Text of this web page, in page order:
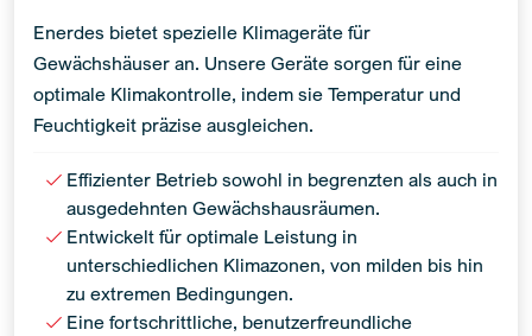
Enerdes bietet spezielle Klimageräte für
Gewächshäuser an. Unsere Geräte sorgen für eine
optimale Klimakontrolle, indem sie Temperatur und
Feuchtigkeit präzise ausgleichen.
Effizienter Betrieb sowohl in begrenzten als auch in
ausgedehnten Gewächshausräumen.
Entwickelt für optimale Leistung in
unterschiedlichen Klimazonen, von milden bis hin
zu extremen Bedingungen.
Eine fortschrittliche, benutzerfreundliche